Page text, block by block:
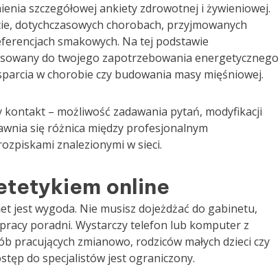
szczegółowej ankiety zdrowotnej i żywieniowej.
dotychczasowych chorobach, przyjmowanych
smakowych. Na tej podstawie
do twojego zapotrzebowania energetycznego
w chorobie czy budowania masy mięśniowej.
– możliwość zadawania pytań, modyfikacji
się różnica między profesjonalnym
znalezionymi w sieci.
online
jest wygoda. Nie musisz dojeżdżać do gabinetu,
poradni. Wystarczy telefon lub komputer z
pracujących zmianowo, rodziców małych dzieci czy
do specjalistów jest ograniczony.